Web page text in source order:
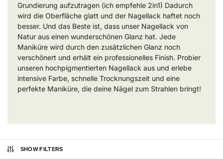
Grundierung aufzutragen (ich empfehle 2in1) Dadurch
wird die Oberfläche glatt und der Nagellack haftet noch
besser. Und das Beste ist, dass unser Nagellack von
Natur aus einen wunderschönen Glanz hat. Jede
Maniküre wird durch den zusätzlichen Glanz noch
verschönert und erhält ein professionelles Finish. Probier
unseren hochpigmentierten Nagellack aus und erlebe
intensive Farbe, schnelle Trocknungszeit und eine
perfekte Maniküre, die deine Nägel zum Strahlen bringt!
SHOW FILTERS